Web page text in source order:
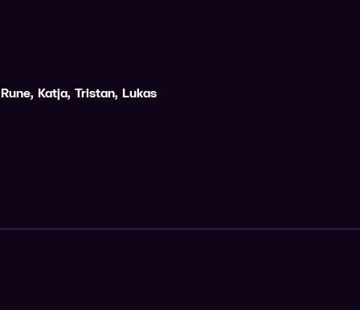
Rune, Katja, Tristan, Lukas